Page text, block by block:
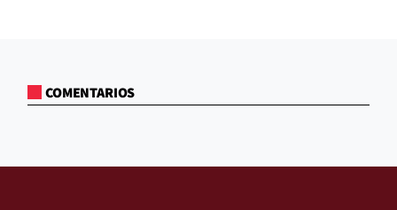
COMENTARIOS